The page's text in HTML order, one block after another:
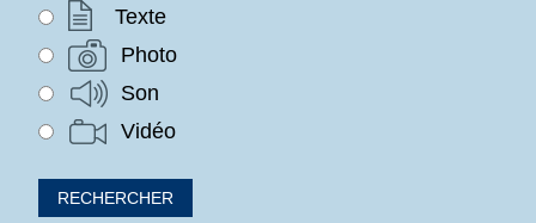
Texte
Photo
Son
Vidéo